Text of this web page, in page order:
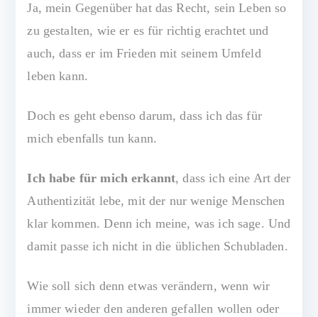
Ja, mein Gegenüber hat das Recht, sein Leben so
zu gestalten, wie er es für richtig erachtet und
auch, dass er im Frieden mit seinem Umfeld
leben kann.
Doch es geht ebenso darum, dass ich das für
mich ebenfalls tun kann.
Ich habe für mich erkannt, dass ich eine Art der
Authentizität lebe, mit der nur wenige Menschen
klar kommen. Denn ich meine, was ich sage. Und
damit passe ich nicht in die üblichen Schubladen.
Wie soll sich denn etwas verändern, wenn wir
immer wieder den anderen gefallen wollen oder